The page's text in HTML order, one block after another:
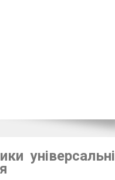
універсальні